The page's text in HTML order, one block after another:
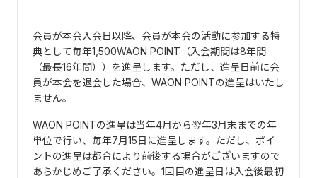
会員が本会入会日以降、会員が本会の活動に参加する特
典として毎年1,500WAON POINT（入会期間は8年間
（最長16年間））を進呈します。ただし、進呈日前に会
員が本会を退会した場合、WAON POINTの進呈はいたし
ません。
WAON POINTの進呈は当年4月から翌年3月末までの年
単位で行い、毎年7月15日に進呈します。ただし、ポイ
ントの進呈は都合により前後する場合がございますので
あらかじめご了承ください。1回目の進呈日は入会後最初